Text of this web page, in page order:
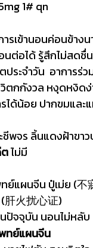
1# qn
ารเข้านอนค่อนข้าง
นต่อได้ รู้สึกไม่สดชื่
ประจำวัน อาการร่
ตกกังวล หงุดหงิด
ได้น้อย ปากขมแล
พจร ลิ้นแดงฝ้าขา
ไม่มี
ย์แผนจีน ปู๋เม่ย (
肝火扰心证)
ปัจจุบัน นอนไม่หลั
ทย์แผนจีน